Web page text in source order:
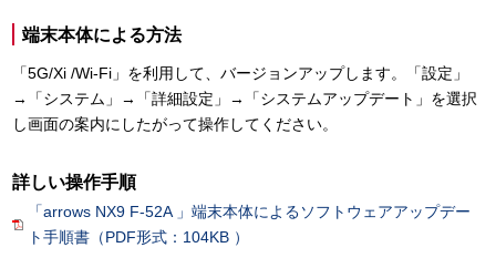
端末本体による方法
「5G/Xi /Wi-Fi」を利用して、バージョンアップします。「設定」
→「システム」→「詳細設定」→「システムアップデート」を選択
し画面の案内にしたがって操作してください。
詳しい操作手順
「arrows NX9 F-52A 」端末本体によるソフトウェアアップデー
ト手順書（PDF形式：104KB ）